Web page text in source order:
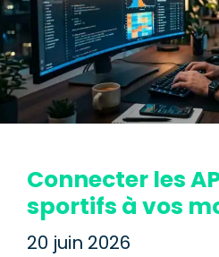
Connecter les
sportifs à vos
20 juin 2026